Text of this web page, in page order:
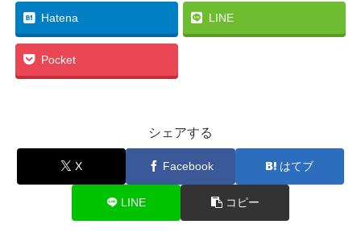
Hatena LINE
Pocket
シェアする
X Facebook はてブ
LINE コピー